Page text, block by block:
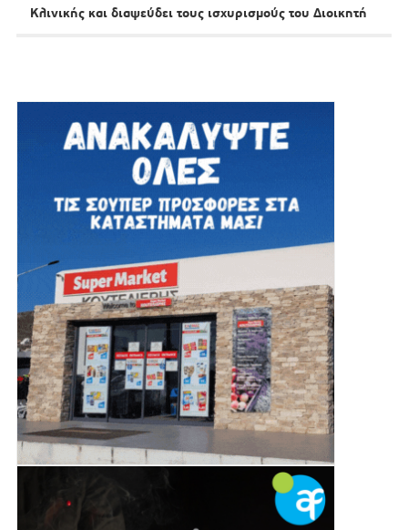
Κλινικής και διαψεύδει τους ισχυρισμούς του Διοικητή